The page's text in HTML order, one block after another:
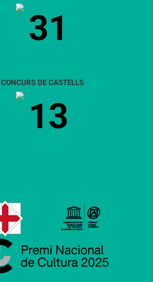
31
CONCURS DE CASTELLS
13